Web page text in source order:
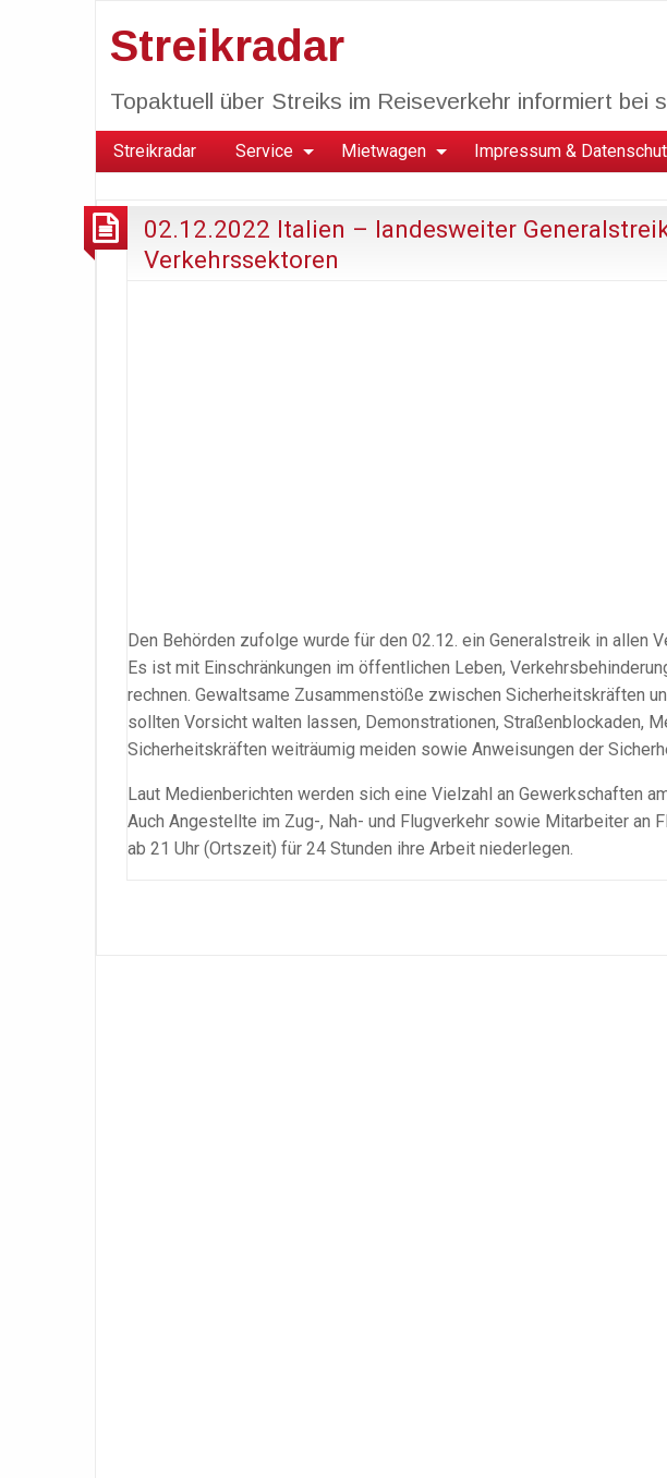
Streikradar
Topaktuell über Streiks im Reiseverkehr informiert bei
Streikradar Service Mietwagen Impressum &
02.12.2022 Italien – landesweiter
Verkehrssektoren
Den Behörden zufolge wurde für den 02.12. ein Generalstreik in allen
Es ist mit Einschränkungen im öffentlichen Leben,
rechnen. Gewaltsame Zusammenstöße zwischen Sicherheitskräften
sollten Vorsicht walten lassen, Demonstrationen, Straßenblockaden,
Sicherheitskräften weiträumig meiden sowie Anweisungen der
Laut Medienberichten werden sich eine Vielzahl an Gewerkschaften
Auch Angestellte im Zug-, Nah- und Flugverkehr sowie Mitarbeiter an
ab 21 Uhr (Ortszeit) für 24 Stunden ihre Arbeit niederlegen.